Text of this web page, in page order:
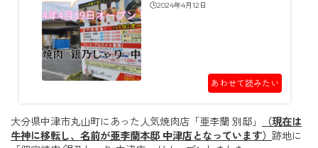
するんだって！【4月12...
🕒️2024年4月12日
あわせて読みたい
大分県中津市丸山町にあった人気焼肉店「亜李蘭 別邸」
（現在は
牛神に移転し、名前が亜李蘭本邸 中津店となっています） 跡地に